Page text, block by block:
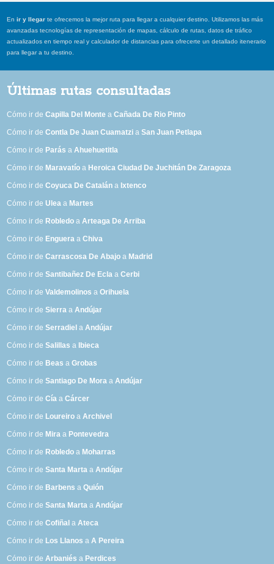
Enir y llegar te ofrecemos la mejor ruta para llegar a cualquier destino. Utilizamos las más
avanzadas tecnologías de representación de mapas, cálculo de rutas, datos de tráfico
actualizados en tiempo real y calculador de distancias para ofrecerte un detallado itenerario
para llegar a tu destino.
Últimas rutas consultadas
Cómo ir deCapilla Del Monte aCañada De Rio Pinto
Cómo ir deContla De Juan Cuamatzi aSan Juan Petlapa
Cómo ir de Parás aAhuehuetitla
Cómo ir de Maravatío a Heroica Ciudad De Juchitán De Zaragoza
Cómo ir deCoyuca De Catalán a Ixtenco
Cómo ir deUlea a Martes
Cómo ir de Robledo aArteaga De Arriba
Cómo ir de Enguera aChiva
Cómo ir deCarrascosa De Abajo a Madrid
Cómo ir deSantibañez De Ecla aCerbi
Cómo ir deValdemolinos aOrihuela
Cómo ir deSierra aAndújar
Cómo ir deSerradiel aAndújar
Cómo ir deSalillas a Ibieca
Cómo ir de Beas aGrobas
Cómo ir deSantiago De Mora aAndújar
Cómo ir deCía aCárcer
Cómo ir de Loureiro aArchivel
Cómo ir de Mira a Pontevedra
Cómo ir de Robledo a Moharras
Cómo ir deSanta Marta aAndújar
Cómo ir de Barbens aQuión
Cómo ir deSanta Marta aAndújar
Cómo ir deCofiñal aAteca
Cómo ir de Los Llanos aA Pereira
Cómo ir deArbaniés a Perdices